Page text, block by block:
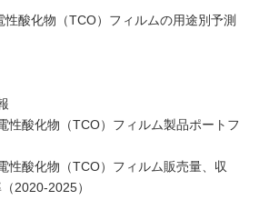
酸化物（TCO）フィルムの用途別予測
性酸化物（TCO）フィルム製品ポートフ
性酸化物（TCO）フィルム販売量、収
2020-2025）